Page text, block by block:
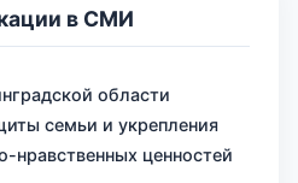
в СМИ
области
семьи и укрепления
нравственных ценностей